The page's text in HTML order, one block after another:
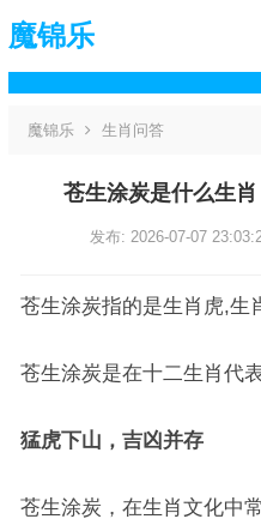
魔锦乐
魔锦乐 生肖问答
苍生涂炭是什么生
发布: 2026-07-07
苍生涂炭指的是生肖虎,生
苍生涂炭是在十二生肖代
猛虎下山，吉凶并存
苍生涂炭，在生肖文化中